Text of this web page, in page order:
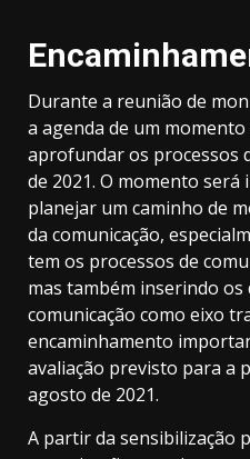
Durante a reunião de
a agenda de um
aprofundar os processos
de 2021. O momento
planejar um caminho de
da comunicação,
tem os processos de
mas também inserindo os
comunicação como eixo
encaminhamento
avaliação previsto para a
agosto de 2021.
A partir da sensibilização